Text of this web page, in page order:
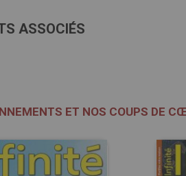
ASSOCIÉS
ET NOS COUPS DE